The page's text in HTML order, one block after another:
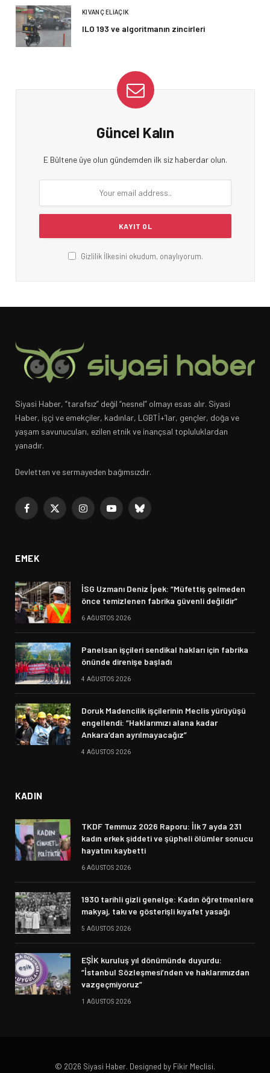
KIVANÇ ELIAÇIK
ILO 193 ve algoritmanın zincirleri
Güncel Kalın
E Bültene üye olun gündemden ilk siz haberdar olun.
Gizlilik İlkesini okudum, onaylıyorum.
Siyasi Haber, “tarafsız” değil “nesnel” olmayı esas alır. Siyasi
Haber, işçi ve emekçiler, kadınlar, LGBTİ+’lar, gençler, doğa ve
yaşam savunucuları, ezilen etnik ve inançsal topluluklardan
yanadır.
Devletten ve sermayeden bağımsızdır.
Facebook
X
InstagramYouTubeBluesky
EMEK
İSG Uzmanı Deniz İpek: “Müfettiş gelmeden
önce temizlenen fabrika güvenli değildir”
6 AĞUSTOS 2026
Panelsan işçileri sendikal hakları için fabrika
önünde direnişe başladı
4 AĞUSTOS 2026
Doruk Madencilik işçilerinin Meclis yürüyüşü
engellendi: “Haklarımızı alana kadar
Ankara’dan ayrılmayacağız”
4 AĞUSTOS 2026
KADIN
TKDF Temmuz 2026 Raporu: İlk 7 ayda 231
kadın erkek şiddeti ve şüpheli ölümler sonucu
hayatını kaybetti
6 AĞUSTOS 2026
1930 tarihli gizli genelge: Kadın öğretmenlere
makyaj, takı ve gösterişli kıyafet yasağı
5 AĞUSTOS 2026
EŞİK kuruluş yıl dönümünde duyurdu:
“İstanbul Sözleşmesi’nden ve haklarımızdan
vazgeçmiyoruz”
1 AĞUSTOS 2026
© 2026 Siyasi Haber. Designed by Fikir Meclisi.